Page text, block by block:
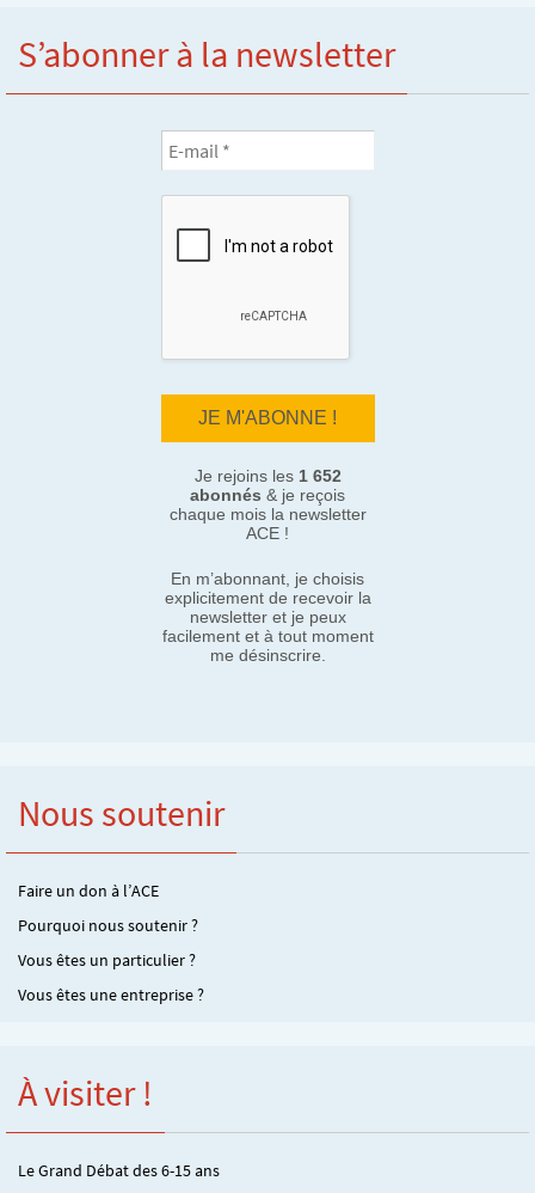
S’abonner à la newsletter
Je rejoins les 1 652
abonnés & je reçois
chaque mois la newsletter
ACE !
En m’abonnant, je choisis
explicitement de recevoir la
newsletter et je peux
facilement et à tout moment
me désinscrire.
Nous soutenir
Faire un don à l’ACE
Pourquoi nous soutenir ?
Vous êtes un particulier ?
Vous êtes une entreprise ?
À visiter !
Le Grand Débat des 6-15 ans